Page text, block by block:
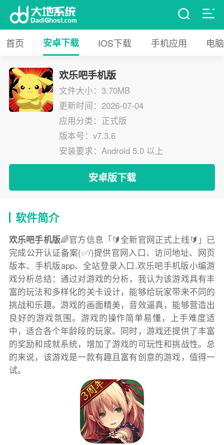
首页 安卓下载 IOS下载 手机应用 电
欢乐吧手机版
文件大小：3.70MB
更新时间：2026-07-04
应用分类：正式版
版本号：v7.3.6
安装要求：Android 5.0 以上
安卓版下载
软件简介
欢乐吧手机版🌈官方信息「🔰全新官网正式上线🔰」已
完成公开认证备案(✅/)提供官网入口、访问地址、网页
版本、手机版app、全站登录入口.欢乐吧手机版小编游
戏分析总结：通过对游戏的分析，我认为该游戏具有丰
富的玩法和多样化的关卡设计，能够给玩家带来不同的
挑战和乐趣。游戏的画面精美，音效逼真，能够营造出
良好的游戏氛围。游戏的操作简单易懂，上手难度适
中，适合各个年龄段的玩家。同时，游戏还提供了丰富
的奖励和成就系统，增加了游戏的可玩性和挑战性。总
的来说，该游戏是一款有趣且富有创意的游戏，值得一
试。